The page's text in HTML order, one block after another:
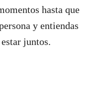
hasta que
y entiendas
juntos.